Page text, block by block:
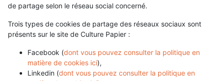
de partage selon le réseau social concerné.
Trois types de cookies de partage des réseaux sociaux sont
présents sur le site de Culture Papier :
Facebook (dont vous pouvez consulter la politique en
matière de cookies ici),
Linkedin (dont vous pouvez consulter la politique en